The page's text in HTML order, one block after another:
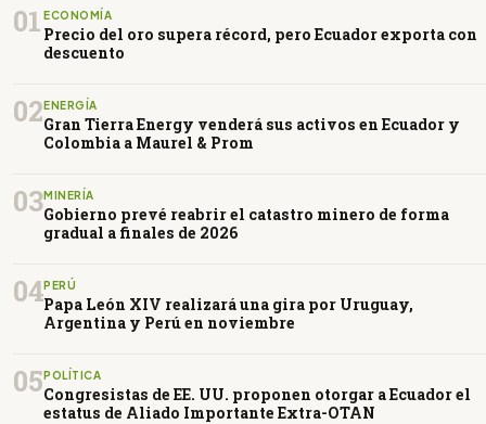
01 ECONOMÍA
Precio del oro supera récord, pero Ecuador exporta con
descuento
02ENERGÍA
Gran Tierra Energy venderá sus activos en Ecuador y
Colombia a Maurel & Prom
03MINERÍA
Gobierno prevé reabrir el catastro minero de forma
gradual a finales de 2026
04PERÚ
Papa León XIV realizará una gira por Uruguay,
Argentina y Perú en noviembre
05POLÍTICA
Congresistas de EE. UU. proponen otorgar a Ecuador el
estatus de Aliado Importante Extra-OTAN